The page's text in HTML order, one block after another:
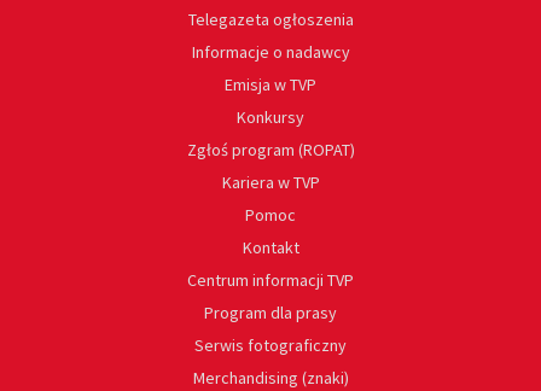
Telegazeta ogłoszenia
Informacje o nadawcy
Emisja w TVP
Konkursy
Zgłoś program (ROPAT)
Kariera w TVP
Pomoc
Kontakt
Centrum informacji TVP
Program dla prasy
Serwis fotograficzny
Merchandising (znaki)